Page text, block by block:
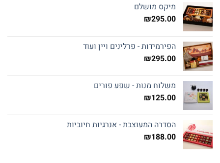
מיקס מושלם
₪295.00
הפירמידות - פרלינים ויין ועוד
₪295.00
משלוח מנות - שפע פורים
₪125.00
הסדרה המעוצבת - אנרגיות חיוביות
₪188.00